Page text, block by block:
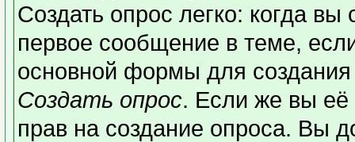
Создать опрос легко: когда вы
первое сообщение в теме,
основной формы для
Создать опрос. Если же вы её
прав на создание опроса. Вы